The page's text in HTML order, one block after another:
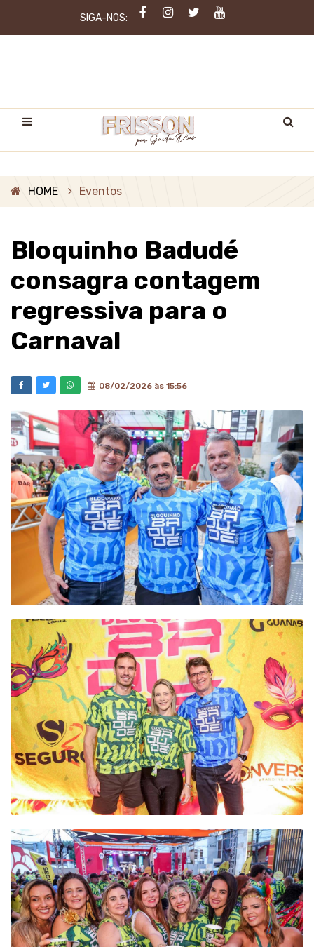
SIGA-NOS:
HOME Eventos
Bloquinho Badudé
consagra contagem
regressiva para o
Carnaval
08/02/2026 às 15:56